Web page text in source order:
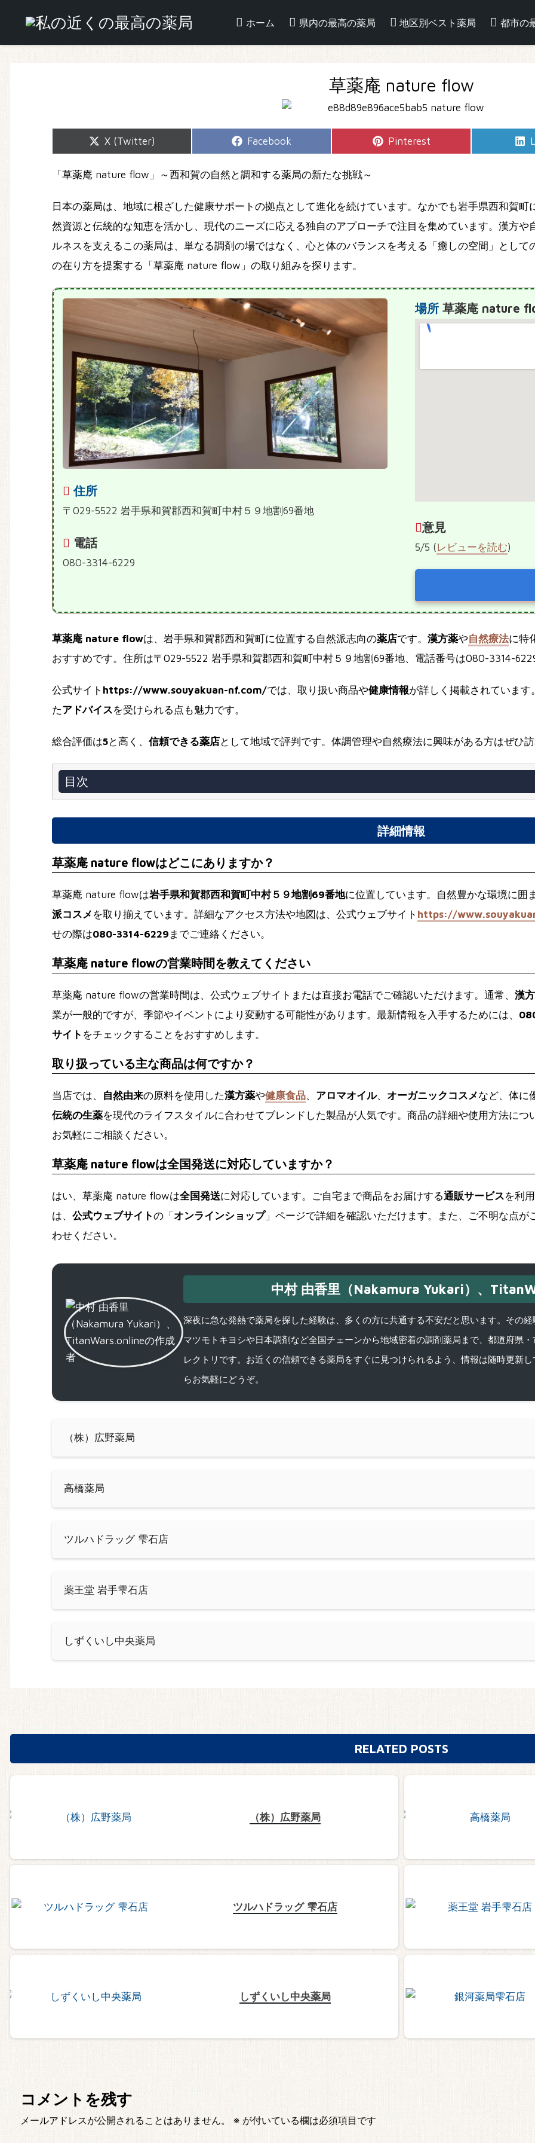
ホーム 県内の最高の薬局 地区別ベスト薬局 都市の
草薬庵 nature flow
Share
X (Twitter)
Share
Facebook
Share
Pinterest
「草薬庵 nature flow」～西和賀の自然と調和する薬局の新たな挑戦～
日本の薬局は、地域に根ざした健康サポートの拠点として進化を続けています。なかでも岩手県西和賀
然資源と伝統的な知恵を活かし、現代のニーズに応える独自のアプローチで注目を集めています。漢方
ルネスを支えるこの薬局は、単なる調剤の場ではなく、心と体のバランスを考える「癒しの空間」とし
の在り方を提案する「草薬庵 nature flow」の取り組みを探ります。
住所
〒029-5522 岩手県和賀郡西和賀町中村５９地割69番地
電話
080-3314-6229
場所草薬庵 nature
意見
5/5 (レビューを読む)
草薬庵 nature flowは、岩手県和賀郡西和賀町に位置する自然派志向の薬店です。 漢方薬や自然療法に特
おすすめです。住所は〒029-5522 岩手県和賀郡西和賀町中村５９地割69番地、電話番号は080-3314-
公式サイト https://www.souyakuan-nf.com/では、取り扱い商品や健康情報が詳しく掲載されていま
たアドバイスを受けられる点も魅力です。
総合評価は5と高く、 信頼できる薬店として地域で評判です。体調管理や自然療法に興味がある方はぜひ
目次
詳細情報
草薬庵 nature flowはどこにありますか？
草薬庵 nature flowは岩手県和賀郡西和賀町中村５９地割69番地に位置しています。自然豊かな環境に囲
派コスメ を取り揃えています。詳細なアクセス方法や地図は、公式ウェブサイト https://
せの際は080-3314-6229 までご連絡ください。
草薬庵 nature flowの営業時間を教えてください
草薬庵 nature flowの営業時間は、公式ウェブサイトまたは直接お電話でご確認いただけます。通常、 漢
業が一般的ですが、季節やイベントにより変動する可能性があります。最新情報を入手するためには、
サイト をチェックすることをおすすめします。
取り扱っている主な商品は何ですか？
当店では、 自然由来の原料を使用した漢方薬や健康食品、 アロマオイル、 オーガニックコスメなど、体に
伝統の生薬を現代のライフスタイルに合わせてブレンドした製品が人気です。商品の詳細や使用方法に
お気軽にご相談ください。
草薬庵 nature flowは全国発送に対応していますか？
はい、草薬庵 nature flowは全国発送に対応しています。ご自宅まで商品をお届けする通販サービスを利
は、 公式ウェブサイトの「オンラインショップ」ページで詳細を確認いただけます。また、ご不明な点が
わせください。
中村 由香里（Nakamura Yukari）、
深夜に急な発熱で薬局を探した経験は、多くの方に共通する不安だと思います。その
マツモトキヨシや日本調剤など全国チェーンから地域密着の調剤薬局まで、都道府県
レクトリです。お近くの信頼できる薬局をすぐに見つけられるよう、情報は随時更新
らお気軽にどうぞ。
（株）広野薬局
高橋薬局
ツルハドラッグ 雫石店
薬王堂 岩手雫石店
しずくいし中央薬局
RELATED POSTS
（株）広野薬局
ツルハドラッグ 雫石店
しずくいし中央薬局
コメントを残す
メールアドレスが公開されることはありません。 ※ が付いている欄は必須項目です